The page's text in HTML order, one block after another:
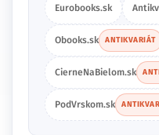
Eurobooks.sk
Obooks.sk ANTIKVARIÁT
CierneNaBielom.sk
PodVrskom.sk